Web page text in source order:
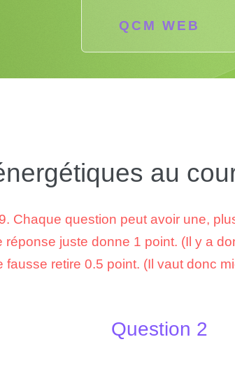
QCM WEB
au
Chaque question peut avoir une,
réponse juste donne 1 point. (Il y a
fausse retire 0.5 point. (Il vaut donc
Question 2